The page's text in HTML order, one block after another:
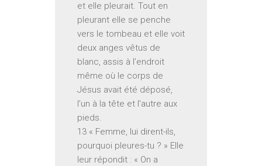
et elle pleurait. Tout en
pleurant elle se penche
vers le tombeau et elle voit
deux anges vêtus de
blanc, assis à l’endroit
même où le corps de
Jésus avait été déposé,
l’un à la tête et l’autre aux
pieds.
13 « Femme, lui dirent-ils,
pourquoi pleures-tu ? » Elle
leur répondit : « On a